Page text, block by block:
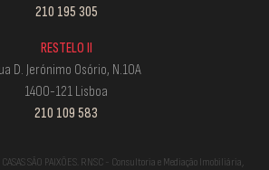
210 195 305
RESTELO II
D. Jerónimo Osório, N.10A
1400-121 Lisboa
210 109 583
SÃO PAIXÕES. RNSC - Consultoria e Mediação Imobiliária,